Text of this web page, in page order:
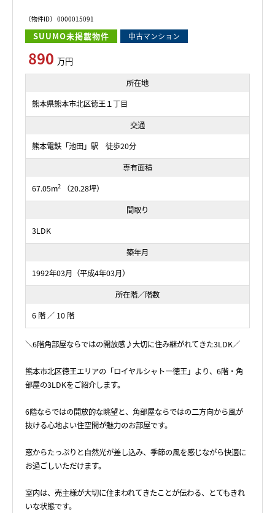
〔物件ID〕 0000015091
SUUMO未掲載物件 中古マンション
890 万円
所在地
熊本県熊本市北区徳王１丁目
交通
熊本電鉄「池田」駅 徒歩20分
専有面積
67.05m2
（20.28坪）
間取り
3LDK
築年月
1992年03月（平成4年03月）
所在階／階数
6 階 ／ 10 階
＼6階角部屋ならではの開放感♪大切に住み継がれてきた3LDK／
熊本市北区徳王エリアの「ロイヤルシャトー徳王」より、6階・角
部屋の3LDKをご紹介します。
6階ならではの開放的な眺望と、角部屋ならではの二方向から風が
抜ける心地よい住空間が魅力のお部屋です。
窓からたっぷりと自然光が差し込み、季節の風を感じながら快適に
お過ごしいただけます。
室内は、売主様が大切に住まわれてきたことが伝わる、とてもきれ
いな状態です。